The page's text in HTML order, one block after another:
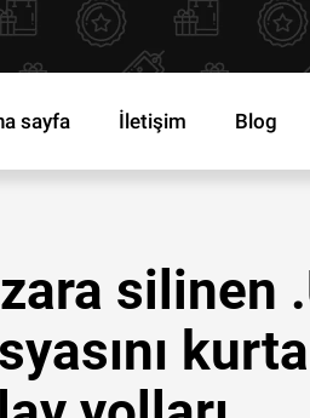
sayfa İletişim Blog
silinen